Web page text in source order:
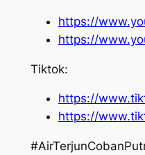
https://
https://
Tiktok:
https://
https://